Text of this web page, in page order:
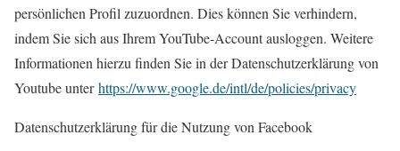
persönlichen Profil zuzuordnen. Dies können Sie verhindern,
indem Sie sich aus Ihrem YouTube-Account ausloggen. Weitere
Informationen hierzu finden Sie in der Datenschutzerklärung von
Youtube unterhttps://www.google.de/intl/de/policies/privacy
Datenschutzerklärung für die Nutzung von Facebook